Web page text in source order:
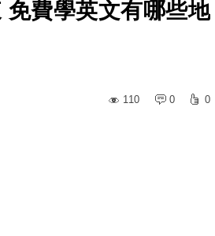
免費學英文有哪些地
110
0 0